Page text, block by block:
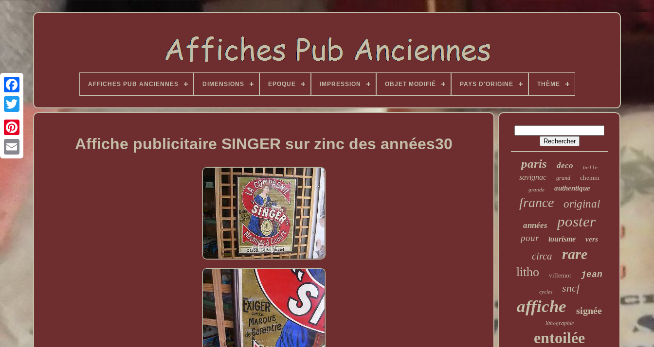
AFFICHES PUB ANCIENNES DIMENSIONS EPOQUE IMPRESSION OBJET MODIFIÉ PAYS D'ORIGINE THÈME
Affiche publicitaire SINGER sur zinc des années30
paris deco belle
savignac grand chemin
grande authentique
france original
années poster
pour tourisme vers
circa rare
litho villemot jean
cycles sncf
affiche signée
lithographie
entoilée